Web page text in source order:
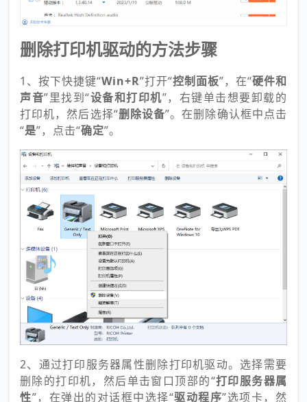
删除打印机驱动的方法步骤
1、按下快捷键“Win+R”打开“控制面板”，在“硬件和
声音”里找到“设备和打印机”，右键单击想要卸载的
打印机，然后选择“删除设备”。在删除确认框中点击
“是”，点击“确定”。
2、通过打印服务器属性删除打印机驱动。选择需要
删除的打印机，然后单击窗口顶部的“打印服务器属
性”，在弹出的对话框中选择“驱动程序”选项卡，然